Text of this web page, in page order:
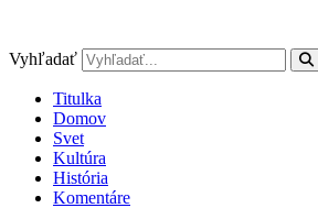
obsah
Vyhľadať
Titulka
Domov
Svet
Kultúra
História
Komentáre